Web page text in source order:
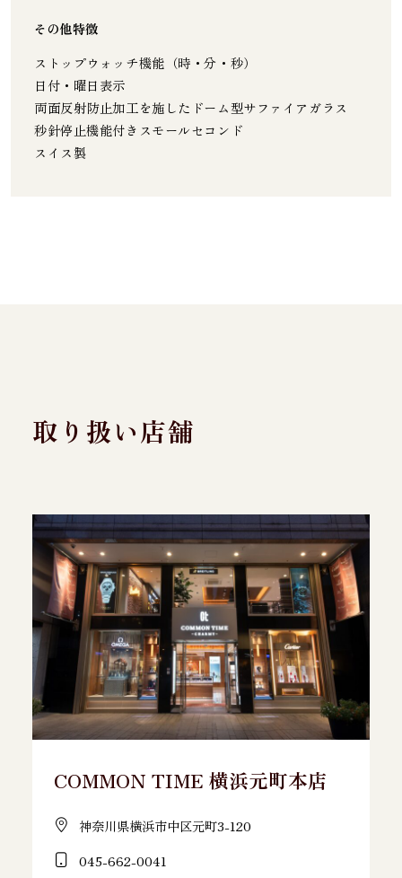
その他特徴
ストップウォッチ機能（時・分・秒）
日付・曜日表示
両面反射防止加工を施したドーム型サファイアガラス
秒針停止機能付きスモールセコンド
スイス製
取り扱い店舗
COMMON TIME 横浜元町本店
神奈川県横浜市中区元町3-120
045-662-0041